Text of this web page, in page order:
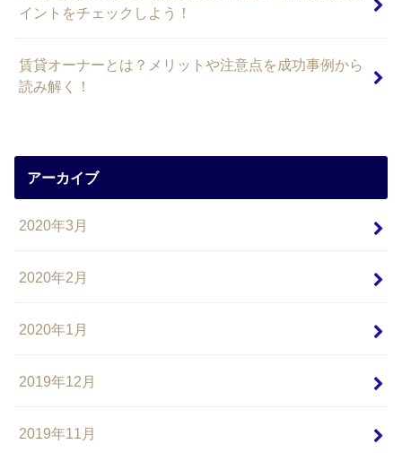
イントをチェックしよう！
賃貸オーナーとは？メリットや注意点を成功事例から
読み解く！
アーカイブ
2020年3月
2020年2月
2020年1月
2019年12月
2019年11月